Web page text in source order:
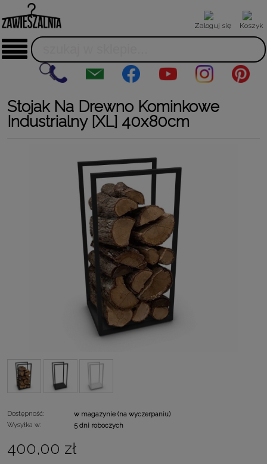
Zaloguj się Koszyk
Stojak Na Drewno Kominkowe
Industrialny [XL] 40x80cm
Dostępność:
w magazynie (na wyczerpaniu)
Wysyłka w:
5 dni roboczych
400,00 zł